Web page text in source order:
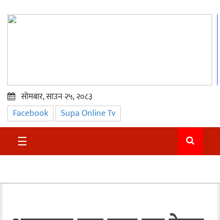
प्रमुख
समाचार
सुदुर
सोमबार, साउन २५, २०८३
Facebook Supa Online Tv
☰